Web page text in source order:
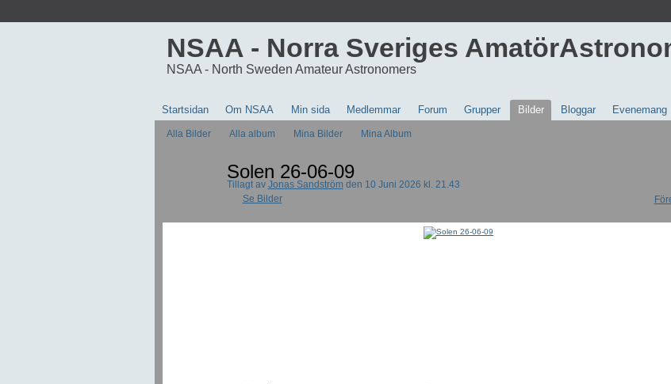
NSAA - Norra Sveriges
NSAA - North Sweden Amateur Astronomers
Startsidan Om NSAA Min sida Medlemmar Forum Grupper Bilder Bloggar Evenemang
Alla Bilder Alla album Mina Bilder Mina Album
Solen 26-06-09
Tillagt av Jonas Sandström den 10 Juni 2026 kl. 21.43
Se Bilder